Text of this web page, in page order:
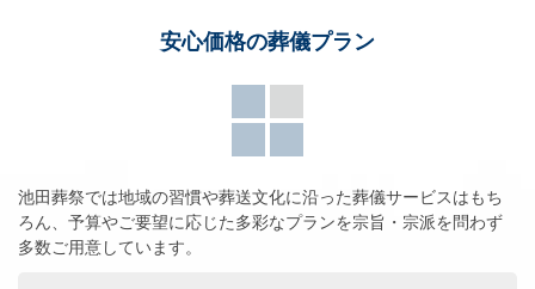
安心価格の葬儀プラン
池田葬祭では地域の習慣や葬送文化に沿った葬儀サービスはもち
ろん、 予算やご要望に応じた多彩なプランを宗旨・宗派を問わず
多数ご用意しています。